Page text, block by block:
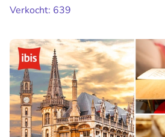
Verkocht: 639